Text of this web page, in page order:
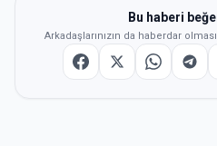
Bu haberi
Arkadaşlarınızın da haberdar